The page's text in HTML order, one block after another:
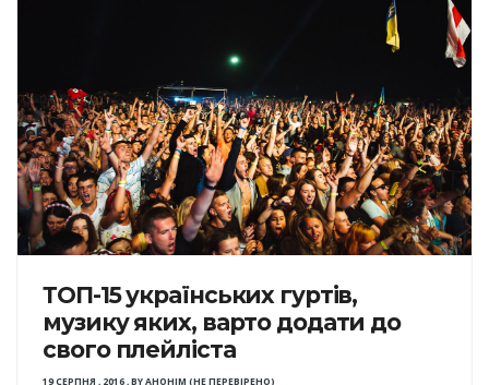
ТОП-15 українських гуртів,
музику яких, варто додати до
свого плейліста
19 СЕРПНЯ , 2016,BYАНОНІМ (НЕ ПЕРЕВІРЕНО)